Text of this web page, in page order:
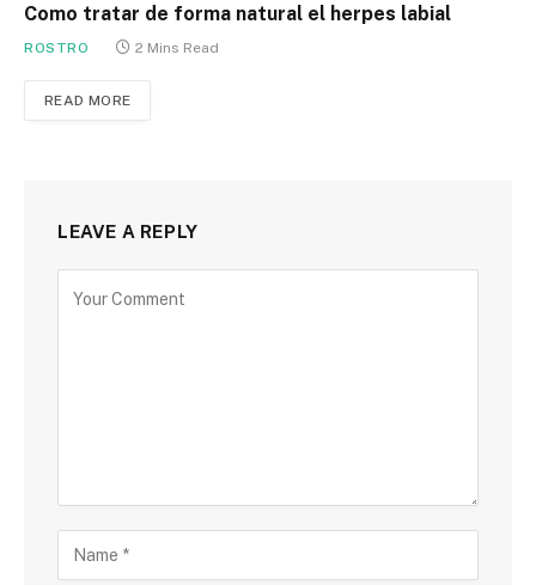
Como tratar de forma natural el herpes labial
ROSTRO 2 Mins Read
READ MORE
LEAVE A REPLY